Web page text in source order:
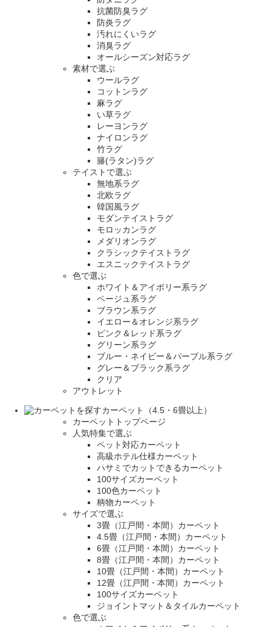
抗菌防臭ラグ
防炎ラグ
汚れにくいラグ
消臭ラグ
オールシーズン対応ラグ
素材で選ぶ
ウールラグ
コットンラグ
麻ラグ
い草ラグ
レーヨンラグ
ナイロンラグ
竹ラグ
籐(ラタン)ラグ
テイストで選ぶ
無地系ラグ
北欧ラグ
韓国風ラグ
モダンテイストラグ
モロッカンラグ
メダリオンラグ
クラシックテイストラグ
エスニックテイストラグ
色で選ぶ
ホワイト＆アイボリー系ラグ
ベージュ系ラグ
ブラウン系ラグ
イエロー＆オレンジ系ラグ
ピンク＆レッド系ラグ
グリーン系ラグ
ブルー・ネイビー＆パープル系ラグ
グレー＆ブラック系ラグ
クリア
アウトレット
カーペット（4.5・6畳以上）
カーペットトップページ
人気特集で選ぶ
ペット対応カーペット
高級ホテル仕様カーペット
ハサミでカットできるカーペット
100サイズカーペット
100色カーペット
柄物カーペット
サイズで選ぶ
3畳（江戸間・本間）カーペット
4.5畳（江戸間・本間）カーペット
6畳（江戸間・本間）カーペット
8畳（江戸間・本間）カーペット
10畳（江戸間・本間）カーペット
12畳（江戸間・本間）カーペット
100サイズカーペット
ジョイントマット＆タイルカーペット
色で選ぶ